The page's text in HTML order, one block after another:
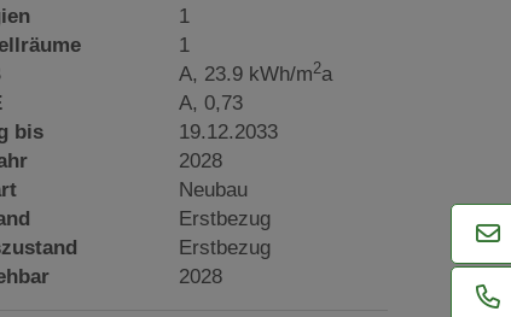
1
1
A, 23.9 kWh/m2a
A, 0,73
bis
19.12.2033
2028
Neubau
Erstbezug
Erstbezug
2028